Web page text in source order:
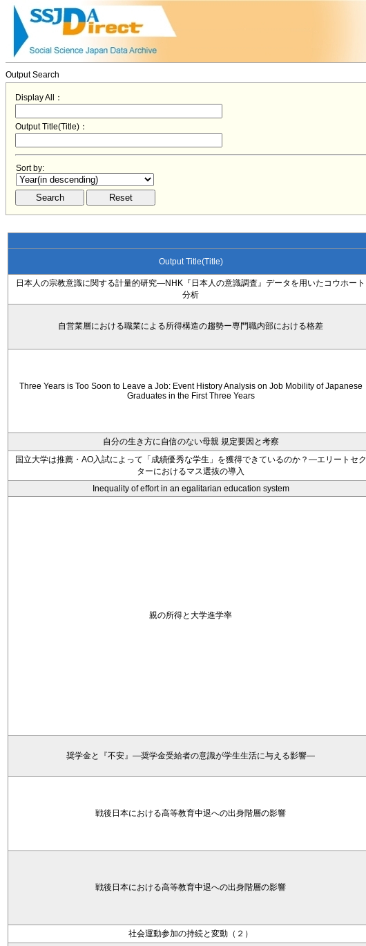
Output Search
Display All：
Output Title(Title)：
Sort by:
Output Title(Title)
日本人の宗教意識に関する計量的研究―NHK『日本人の意識調査』データを用いたコウホート
分析
自営業層における職業による所得構造の趨勢ー専門職内部における格差
Three Years is Too Soon to Leave a Job: Event History Analysis on Job Mobility of Japanese
Graduates in the First Three Years
自分の生き方に自信のない母親 規定要因と考察
国立大学は推薦・AO入試によって「成績優秀な学生」を獲得できているのか？―エリートセク
ターにおけるマス選抜の導入
Inequality of effort in an egalitarian education system
親の所得と大学進学率
奨学金と『不安』―奨学金受給者の意識が学生生活に与える影響―
戦後日本における高等教育中退への出身階層の影響
戦後日本における高等教育中退への出身階層の影響
社会運動参加の持続と変動（２）